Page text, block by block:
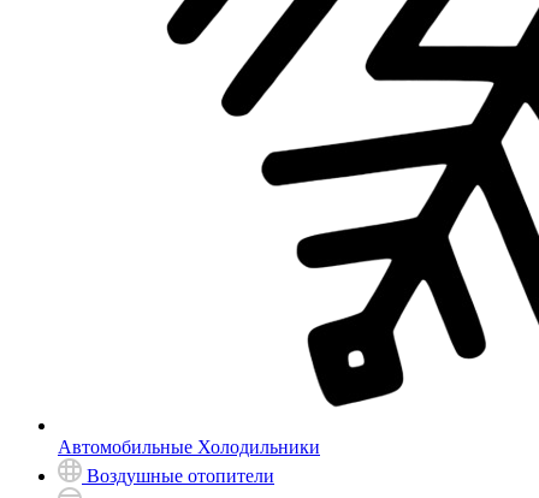
Автомобильные Холодильники
Воздушные отопители